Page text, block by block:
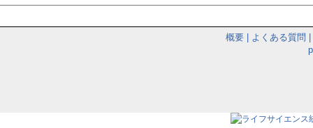
概要 よくある質問